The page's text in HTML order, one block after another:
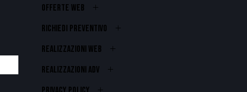
OFFERTE WEB
RICHIEDI PREVENTIVO
REALIZZAZIONI WEB
Realizzazioni ADV